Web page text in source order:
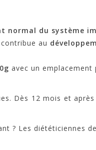
normal du système
au
avec un
Dès 12 mois et
? Les diététiciennes